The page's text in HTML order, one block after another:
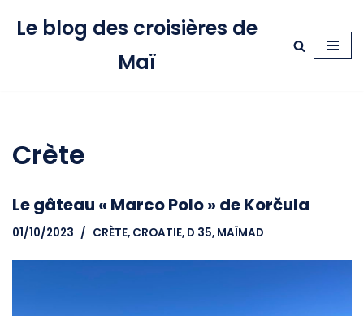
Le blog des croisières de
Maï
Crète
Le gâteau « Marco Polo » de Korčula
01/10/2023 CRÈTE, CROATIE, D 35, MAÏMAD